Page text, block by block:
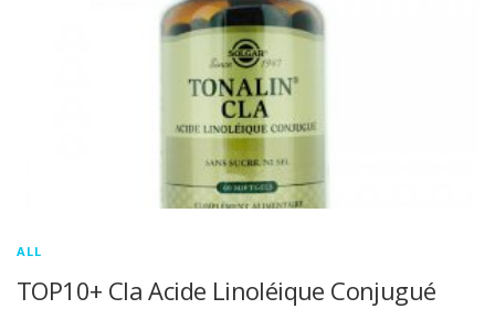
ALL
TOP10+ Cla Acide Linoléique Conjugué